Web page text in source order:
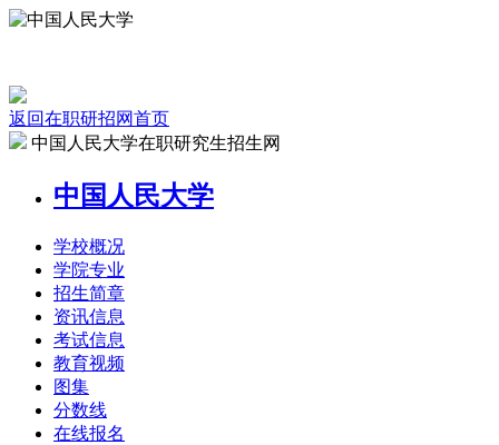
返回在职研招网首页
中国人民大学在职研究生招生网
中国人民大学
学校概况
学院专业
招生简章
资讯信息
考试信息
教育视频
图集
分数线
在线报名